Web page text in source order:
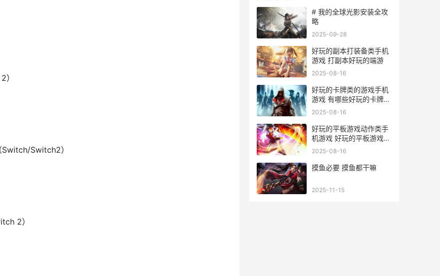
）
Switch2）
2）
# 我的全球光影安装全攻
略
2025-09-28
好玩的副本打装备类手机
游戏 打副本好玩的端游
2025-08-16
好玩的卡牌类的游戏手机
游戏 有哪些好玩的卡牌类
游戏
2025-08-16
好玩的平板游戏动作类手
机游戏 好玩的平板游戏安
卓
2025-08-16
摸鱼必要 摸鱼都干嘛
2025-11-15